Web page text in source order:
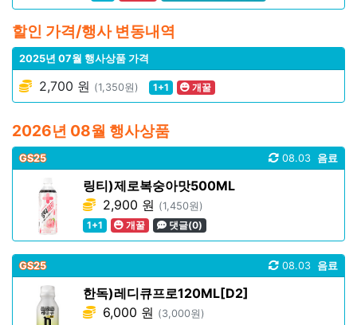
할인 가격/행사 변동내역
2025년 07월 행사상품 가격
2,700 원 (1,350원) 1+1 개꿀
2026년 08월 행사상품
GS25 음료
08.03
링티)제로복숭아맛500ML
2,900 원 (1,450원)
1+1
개꿀 댓글(0)
GS25 음료
08.03
한독)레디큐프로120ML[D2]
6,000 원 (3,000원)